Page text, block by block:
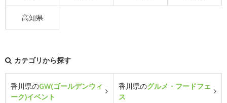
高知県
カテゴリから探す
香川県のGW(ゴールデンウィ
ーク)イベント
香川県のグルメ・フードフェ
ス